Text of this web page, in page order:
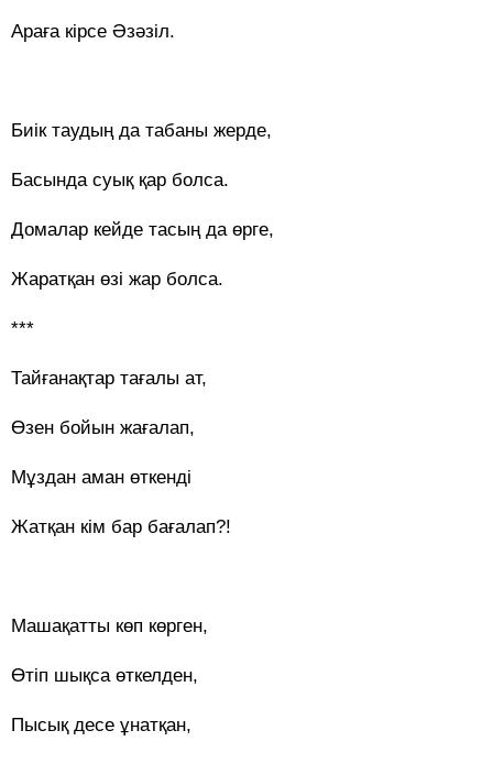
Араға кірсе Әзәзіл.
Биік таудың да табаны жерде,
Басында суық қар болса.
Домалар кейде тасың да өрге,
Жаратқан өзі жар болса.
***
Тайғанақтар тағалы ат,
Өзен бойын жағалап,
Мұздан аман өткенді
Жатқан кім бар бағалап?!
Машақатты көп көрген,
Өтіп шықса өткелден,
Пысық десе ұнатқан,